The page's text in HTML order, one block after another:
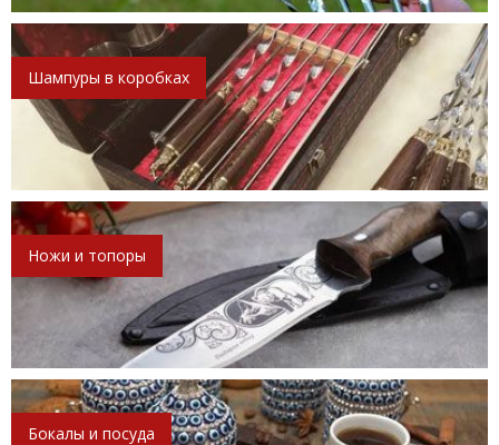
Шампуры в коробках
Ножи и топоры
Бокалы и посуда